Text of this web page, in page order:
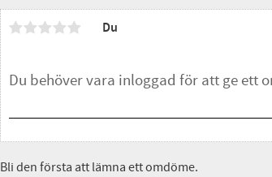
Du
Bli den första att lämna ett omdöme.